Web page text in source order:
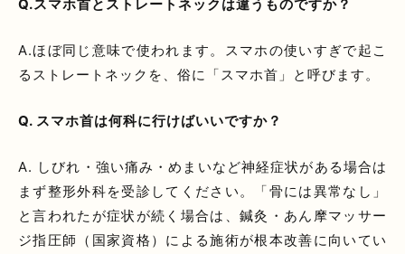
Q.スマホ首とストレートネックは違うものですか？
A.ほぼ同じ意味で使われます。スマホの使いすぎで起こ
るストレートネックを、俗に「スマホ首」と呼びます。
Q. スマホ首は何科に行けばいいですか？
A. しびれ・強い痛み・めまいなど神経症状がある場合は
まず整形外科を受診してください。「骨には異常なし」
と言われたが症状が続く場合は、鍼灸・あん摩マッサー
ジ指圧師（国家資格）による施術が根本改善に向いてい